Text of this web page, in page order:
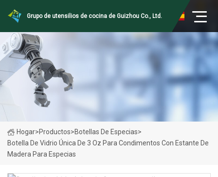
Grupo de utensilios de cocina de Guizhou Co., Ltd.
Hogar>Productos>Botellas De Especias>
Botella De Vidrio Única De 3 Oz Para Condimentos Con Estante De
Madera Para Especias